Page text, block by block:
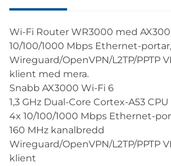
Wi-Fi Router WR3000 med
10/100/1000 Mbps Ethernet-portar,
Wireguard/OpenVPN/L2TP/PPTP
klient med mera.
Snabb AX3000 Wi-Fi 6
1,3 GHz Dual-Core Cortex-A53 CPU
4x 10/100/1000 Mbps Ethernet-
160 MHz kanalbredd
Wireguard/OpenVPN/L2TP/PPTP
klient